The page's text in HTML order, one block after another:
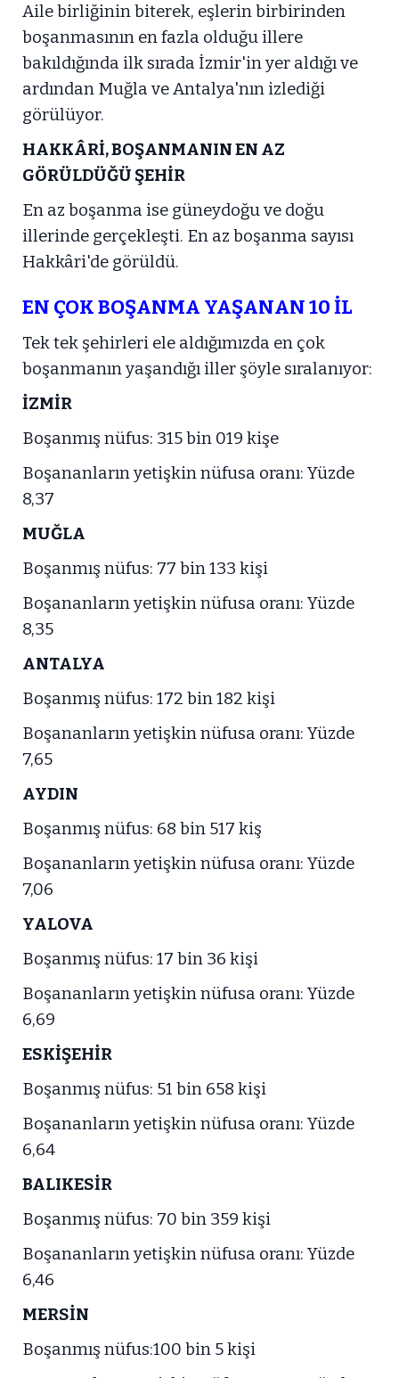
Aile birliğinin biterek, eşlerin birbirinden
boşanmasının en fazla olduğu illere
bakıldığında ilk sırada İzmir'in yer aldığı ve
ardından Muğla ve Antalya'nın izlediği
görülüyor.
HAKKÂRİ, BOŞANMANIN EN AZ
GÖRÜLDÜĞÜ ŞEHİR
En az boşanma ise güneydoğu ve doğu
illerinde gerçekleşti. En az boşanma sayısı
Hakkâri'de görüldü.
EN ÇOK BOŞANMA YAŞANAN 10 İL
Tek tek şehirleri ele aldığımızda en çok
boşanmanın yaşandığı iller şöyle sıralanıyor:
İZMİR
Boşanmış nüfus: 315 bin 019 kişe
Boşananların yetişkin nüfusa oranı: Yüzde
8,37
MUĞLA
Boşanmış nüfus: 77 bin 133 kişi
Boşananların yetişkin nüfusa oranı: Yüzde
8,35
ANTALYA
Boşanmış nüfus: 172 bin 182 kişi
Boşananların yetişkin nüfusa oranı: Yüzde
7,65
AYDIN
Boşanmış nüfus: 68 bin 517 kiş
Boşananların yetişkin nüfusa oranı: Yüzde
7,06
YALOVA
Boşanmış nüfus: 17 bin 36 kişi
Boşananların yetişkin nüfusa oranı: Yüzde
6,69
ESKİŞEHİR
Boşanmış nüfus: 51 bin 658 kişi
Boşananların yetişkin nüfusa oranı: Yüzde
6,64
BALIKESİR
Boşanmış nüfus: 70 bin 359 kişi
Boşananların yetişkin nüfusa oranı: Yüzde
6,46
MERSİN
Boşanmış nüfus:100 bin 5 kişi